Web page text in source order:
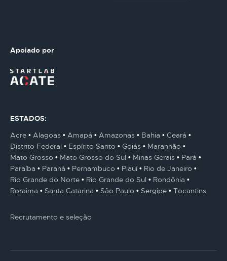
Apoiado por
ESTADOS:
Acre
Alagoas Amapá Amazonas Bahia
Ceará
Distrito Federal
Espírito Santo Goiás
Maranhão
Mato Grosso
Mato Grosso do Sul Minas Gerais
Pará
Paraíba
Paraná Pernambuco Piauí
Rio de Janeiro
Rio Grande do Norte
Rio Grande do Sul
Rondônia
Roraima
Santa Catarina São Paulo Sergipe Tocantins
Recrutamento e seleção